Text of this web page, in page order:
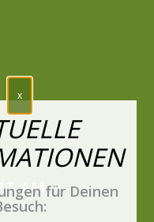
AM für Deinen